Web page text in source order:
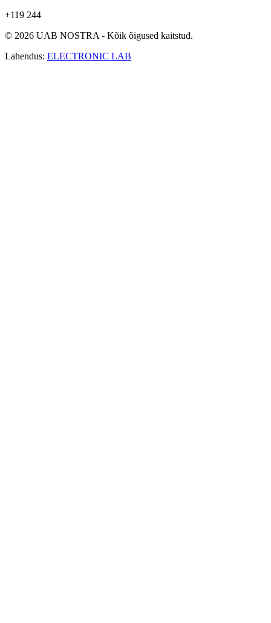
+119 244
© 2026 UAB NOSTRA - Kõik õigused kaitstud.
Lahendus: ELECTRONIC LAB